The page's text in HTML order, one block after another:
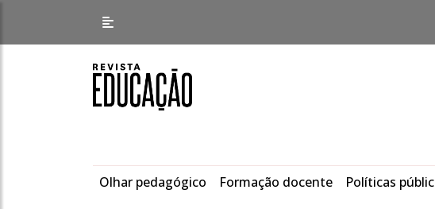
Olhar pedagógico Formação docente Políticas